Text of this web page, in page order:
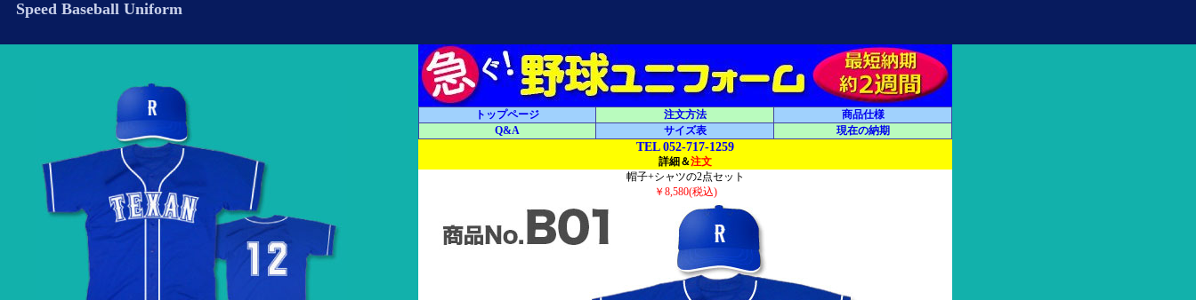
Speed Baseball Uniform
トップページ 注文方法
商品仕様
Q&A
サイズ表 現在の納期
TEL 052-717-1259
詳細＆注文
帽子+シャツの2点セット
￥8,580(税込)